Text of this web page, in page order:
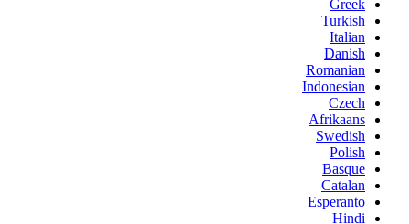
Greek
Turkish
Italian
Danish
Romanian
Indonesian
Czech
Afrikaans
Swedish
Polish
Basque
Catalan
Esperanto
Hindi